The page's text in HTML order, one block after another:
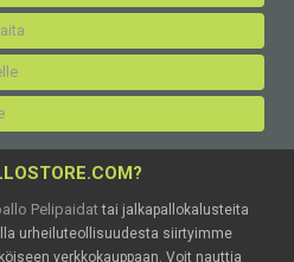
Pelipaidattai jalkapallokalusteita
urheiluteollisuudesta siirtyimme
verkkokauppaan. Voit nauttia